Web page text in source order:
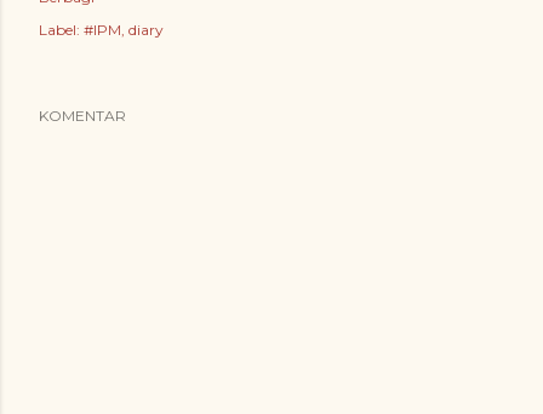
Label: #IPM diary
KOMENTAR